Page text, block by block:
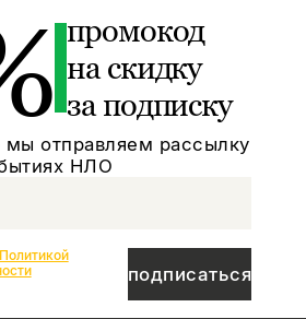
промокод
на скидку
за подписку
отправляем рассылку
НЛО
подписаться
Политикой